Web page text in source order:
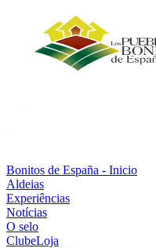
Bonitos de España - Inicio
Aldeias
Experiências
Notícias
O selo
ClubeLoja